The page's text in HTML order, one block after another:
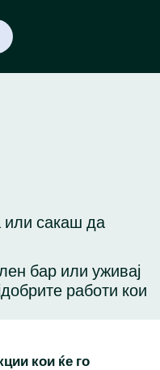
или сакаш да
бар или уживај
работи кои
кои ќе го